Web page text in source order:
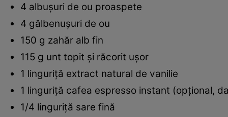
4 albușuri de ou proaspete
4 gălbenușuri de ou
150 g zahăr alb fin
115 g unt topit și răcorit ușor
1 linguriță extract natural de vanilie
1 linguriță cafea espresso instant (opțional,
1/4 linguriță sare fină